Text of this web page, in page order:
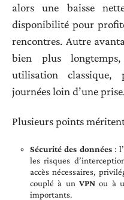
alors une baisse
disponibilité pour
rencontres. Autre
bien plus
utilisation classique,
journées loin d’une
Plusieurs points
Sécurité des données:
les risques
accès nécessaires,
couplé à unVPN ou à
importants.